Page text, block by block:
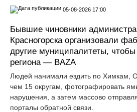
05-08-2026 17:00
Бывшие чиновники
Красногорска организовали
другие муниципалитеты,
региона — BAZA
Людей нанимали ездить по Химкам,
чем 15 округам, фотографировать
нарушения, а затем массово
порталы обратной связи.